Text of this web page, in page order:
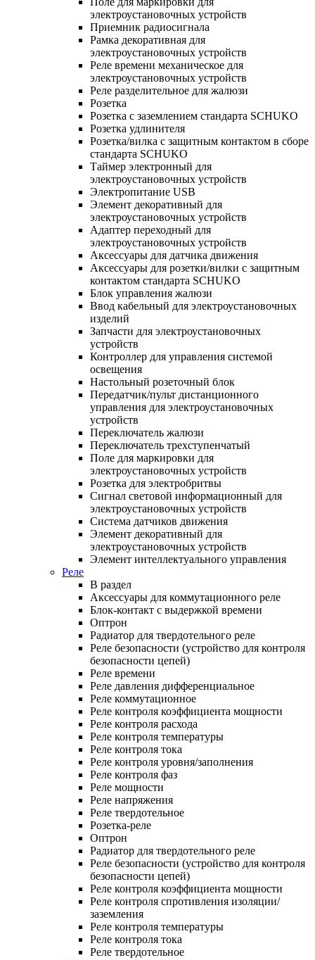
электроустановочных устройств
Приемник радиосигнала
Рамка декоративная для
электроустановочных устройств
Реле времени механическое для
электроустановочных устройств
Реле разделительное для жалюзи
Розетка
Розетка с заземлением стандарта SCHUKO
Розетка удлинителя
Розетка/вилка с защитным контактом в сборе
стандарта SCHUKO
Таймер электронный для
электроустановочных устройств
Электропитание USB
Элемент декоративный для
электроустановочных устройств
Адаптер переходный для
электроустановочных устройств
Аксессуары для датчика движения
Аксессуары для розетки/вилки с защитным
контактом стандарта SCHUKO
Блок управления жалюзи
Ввод кабельный для электроустановочных
изделий
Запчасти для электроустановочных
устройств
Контроллер для управления системой
освещения
Настольный розеточный блок
Передатчик/пульт дистанционного
управления для электроустановочных
устройств
Переключатель жалюзи
Переключатель трехступенчатый
Поле для маркировки для
электроустановочных устройств
Розетка для электробритвы
Сигнал световой информационный для
электроустановочных устройств
Система датчиков движения
Элемент декоративный для
электроустановочных устройств
Элемент интеллектуального управления
Реле
В раздел
Аксессуары для коммутационного реле
Блок-контакт с выдержкой времени
Оптрон
Радиатор для твердотельного реле
Реле безопасности (устройство для контроля
безопасности цепей)
Реле времени
Реле давления дифференциальное
Реле коммутационное
Реле контроля коэффициента мощности
Реле контроля расхода
Реле контроля температуры
Реле контроля тока
Реле контроля уровня/заполнения
Реле контроля фаз
Реле мощности
Реле напряжения
Реле твердотельное
Розетка-реле
Оптрон
Радиатор для твердотельного реле
Реле безопасности (устройство для контроля
безопасности цепей)
Реле контроля коэффициента мощности
Реле контроля спротивления изоляции/
заземления
Реле контроля температуры
Реле контроля тока
Реле твердотельное